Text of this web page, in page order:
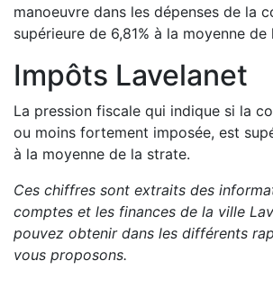
manoeuvre dans les dépenses de la
supérieure de 6,81% à la moyenne de
Impôts Lavelanet
La pression fiscale qui indique si la
ou moins fortement imposée, est
à la moyenne de la strate.
Ces chiffres sont extraits des
comptes et les finances de la ville
pouvez obtenir dans les différents
vous proposons.